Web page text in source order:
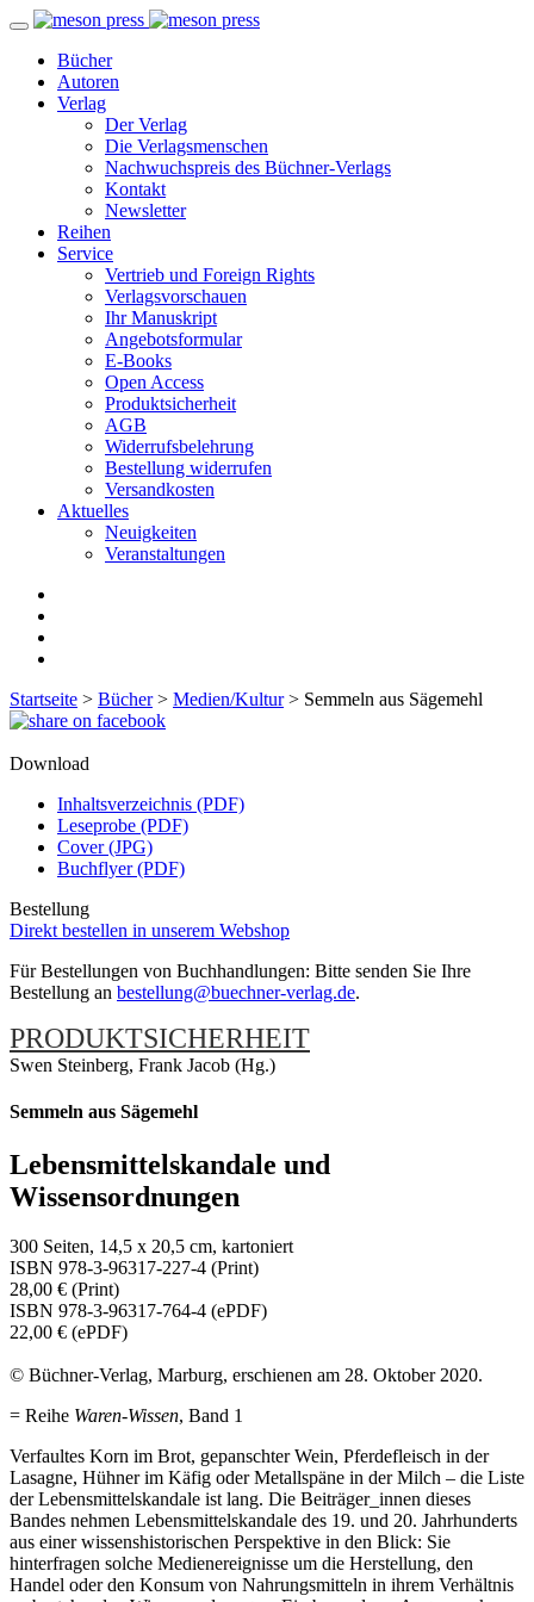
Bücher
Autoren
Verlag
Der Verlag
Die Verlagsmenschen
Nachwuchspreis des Büchner-Verlags
Kontakt
Newsletter
Reihen
Service
Vertrieb und Foreign Rights
Verlagsvorschauen
Ihr Manuskript
Angebotsformular
E-Books
Open Access
Produktsicherheit
AGB
Widerrufsbelehrung
Bestellung widerrufen
Versandkosten
Aktuelles
Neuigkeiten
Veranstaltungen
Startseite > Bücher> Medien/Kultur> Semmeln aus Sägemehl
Download
Inhaltsverzeichnis (PDF)
Leseprobe (PDF)
Cover (JPG)
Buchflyer (PDF)
Bestellung
Direkt bestellen in unserem Webshop
Für Bestellungen von Buchhandlungen: Bitte senden Sie Ihre
Bestellung an bestellung@buechner-verlag.de.
PRODUKTSICHERHEIT
Swen Steinberg, Frank Jacob (Hg.)
Semmeln aus Sägemehl
Lebensmittelskandale und
Wissensordnungen
300 Seiten, 14,5 x 20,5 cm, kartoniert
ISBN 978-3-96317-227-4 (Print)
28,00 € (Print)
ISBN 978-3-96317-764-4 (ePDF)
22,00 € (ePDF)
© Büchner-Verlag, Marburg, erschienen am 28. Oktober 2020.
= Reihe Waren-Wissen, Band 1
Verfaultes Korn im Brot, gepanschter Wein, Pferdefleisch in der
Lasagne, Hühner im Käfig oder Metallspäne in der Milch – die Liste
der Lebensmittelskandale ist lang. Die Beiträger_innen dieses
Bandes nehmen Lebensmittelskandale des 19. und 20. Jahrhunderts
aus einer wissenshistorischen Perspektive in den Blick: Sie
hinterfragen solche Medienereignisse um die Herstellung, den
Handel oder den Konsum von Nahrungsmitteln in ihrem Verhältnis